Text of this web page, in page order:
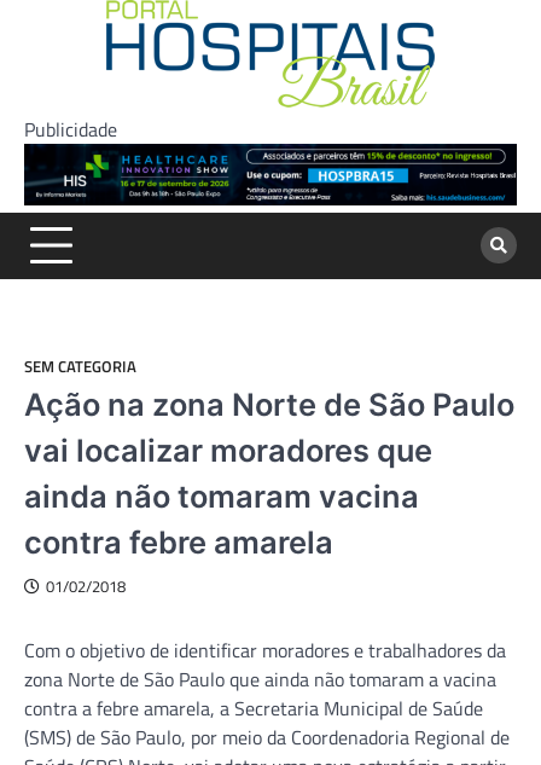
Publicidade
SEM CATEGORIA
Ação na zona Norte de São Paulo
vai localizar moradores que
ainda não tomaram vacina
contra febre amarela
01/02/2018
Com o objetivo de identificar moradores e trabalhadores da
zona Norte de São Paulo que ainda não tomaram a vacina
contra a febre amarela, a Secretaria Municipal de Saúde
(SMS) de São Paulo, por meio da Coordenadoria Regional de